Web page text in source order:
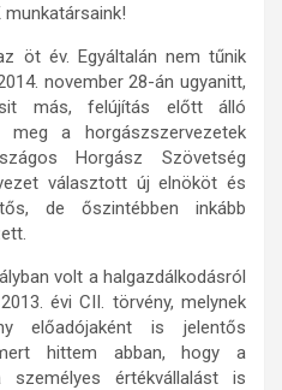
munkatársaink!
öt év. Egyáltalán nem tűnik
november 28-án ugyanitt,
más, felújítás előtt álló
meg a horgászszervezetek
Horgász Szövetség
választott új elnököt és
de őszintébben inkább
volt a halgazdálkodásról
évi CII. törvény, melynek
előadójaként is jelentős
hittem abban, hogy a
értékvállalást is